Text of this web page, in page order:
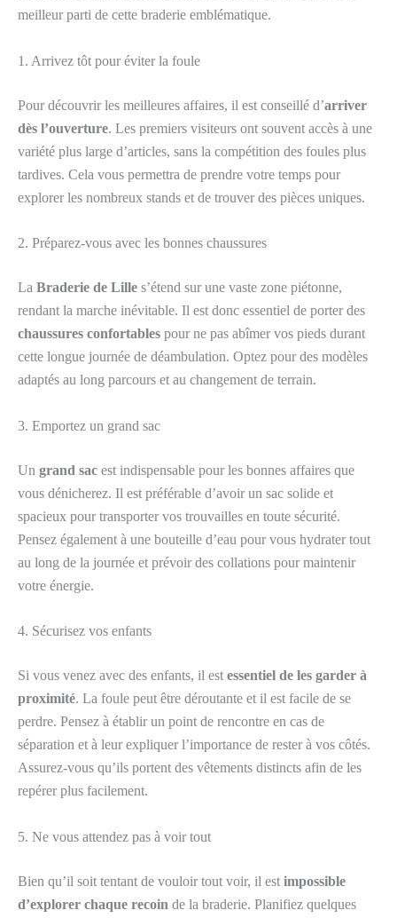
meilleur parti de cette braderie emblématique.
1. Arrivez tôt pour éviter la foule
Pour découvrir les meilleures affaires, il est conseillé d’arriver
dès l’ouverture. Les premiers visiteurs ont souvent accès à une
variété plus large d’articles, sans la compétition des foules plus
tardives. Cela vous permettra de prendre votre temps pour
explorer les nombreux stands et de trouver des pièces uniques.
2. Préparez-vous avec les bonnes chaussures
La Braderie de Lille s’étend sur une vaste zone piétonne,
rendant la marche inévitable. Il est donc essentiel de porter des
chaussures confortables pour ne pas abîmer vos pieds durant
cette longue journée de déambulation. Optez pour des modèles
adaptés au long parcours et au changement de terrain.
3. Emportez un grand sac
Un grand sac est indispensable pour les bonnes affaires que
vous dénicherez. Il est préférable d’avoir un sac solide et
spacieux pour transporter vos trouvailles en toute sécurité.
Pensez également à une bouteille d’eau pour vous hydrater tout
au long de la journée et prévoir des collations pour maintenir
votre énergie.
4. Sécurisez vos enfants
Si vous venez avec des enfants, il est essentiel de les garder à
proximité. La foule peut être déroutante et il est facile de se
perdre. Pensez à établir un point de rencontre en cas de
séparation et à leur expliquer l’importance de rester à vos côtés.
Assurez-vous qu’ils portent des vêtements distincts afin de les
repérer plus facilement.
5. Ne vous attendez pas à voir tout
Bien qu’il soit tentant de vouloir tout voir, il est impossible
d’explorer chaque recoin de la braderie. Planifiez quelques